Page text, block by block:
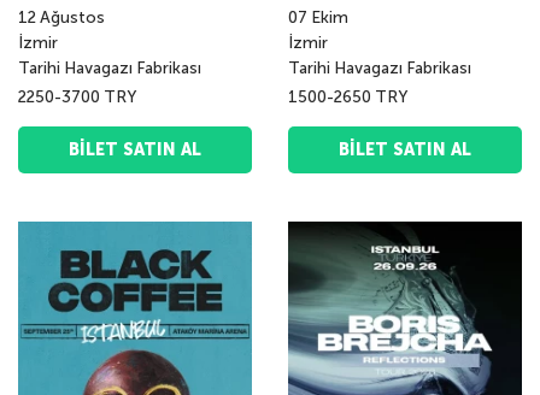
12Ağustos
İzmir
Tarihi Havagazı Fabrikası
2250-3700 TRY
BILET SATIN AL
07 Ekim
İzmir
Tarihi Havagazı Fabrikası
1500-2650 TRY
BILET SATIN AL